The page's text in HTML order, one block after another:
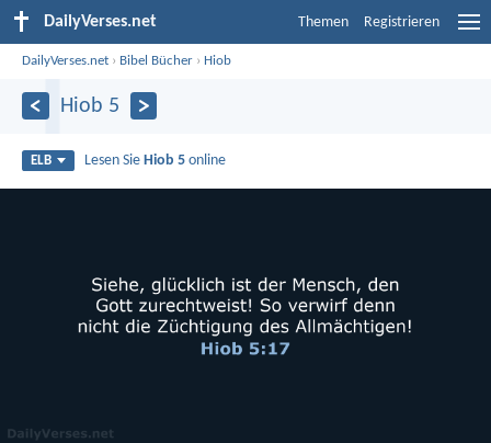
DailyVerses.net Themen Registrieren
DailyVerses.net › Bibel Bücher › Hiob
Hiob 5
ELB Lesen Sie Hiob 5 online